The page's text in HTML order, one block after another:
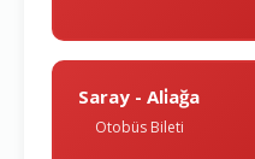
Saray - Ali̇ağa
Otobüs Bileti